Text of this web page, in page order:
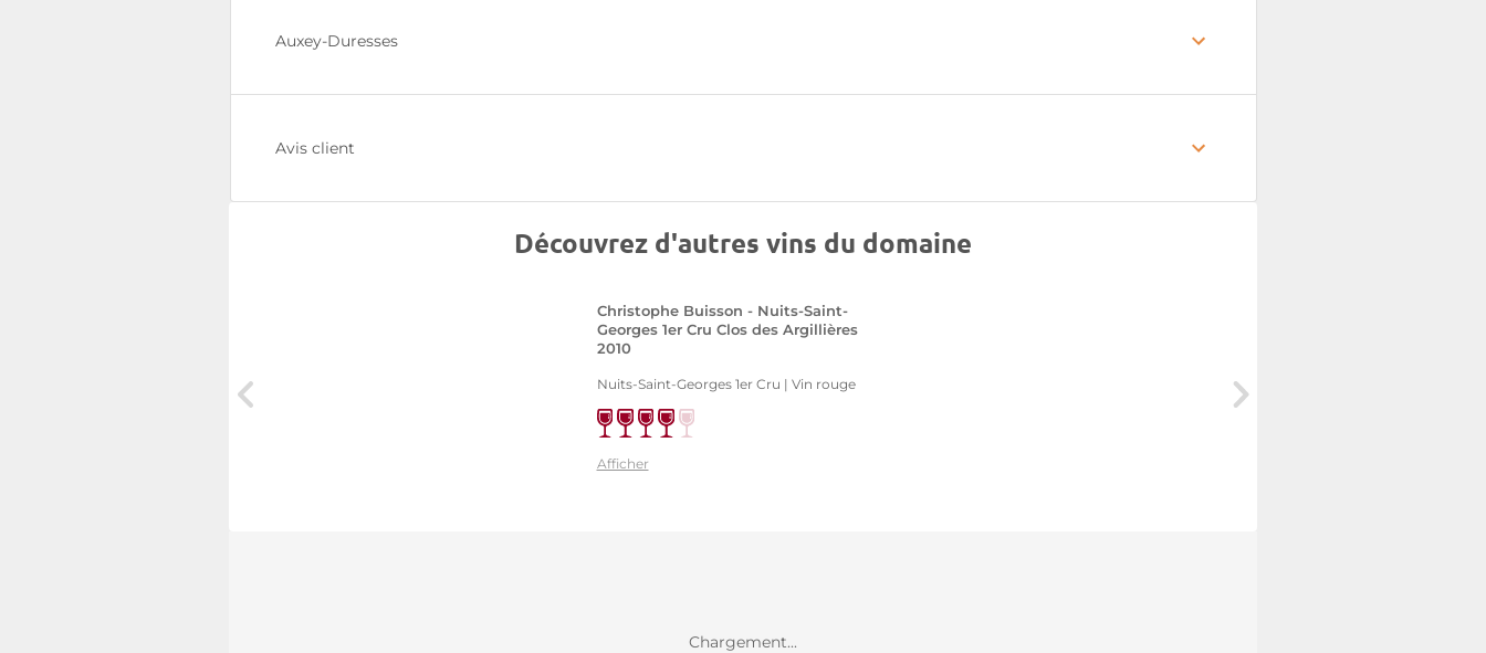
Auxey-Duresses
Avis client
Découvrez d'autres vins du domaine
Christophe Buisson - Nuits-Saint-
Georges 1er Cru Clos des Argillières
2010
Nuits-Saint-Georges 1er Cru | Vin rouge
Afficher
Chargement...